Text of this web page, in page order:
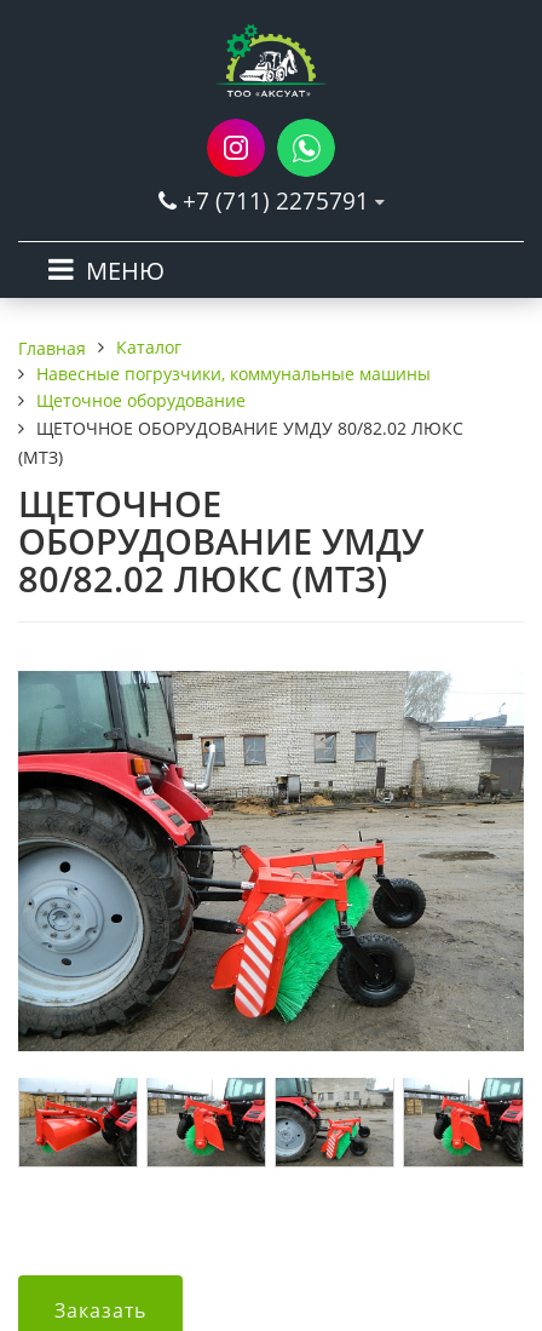
+7 (711) 2275791
МЕНЮ
Главная
Каталог
Навесные погрузчики, коммунальные машины
Щеточное оборудование
ЩЕТОЧНОЕ ОБОРУДОВАНИЕ УМДУ 80/82.02 ЛЮКС
(МТЗ)
ЩЕТОЧНОЕ
ОБОРУДОВАНИЕ УМДУ
80/82.02 ЛЮКС (МТЗ)
Заказать